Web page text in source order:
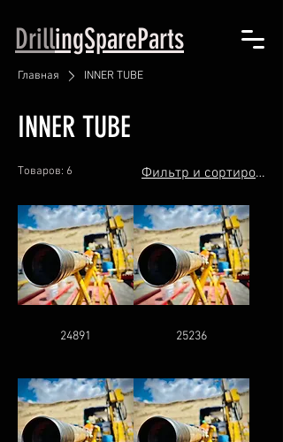
DrillingSpareParts
Главная INNER TUBE
INNER TUBE
Товаров: 6 Фильтр и сортировка
24891 25236